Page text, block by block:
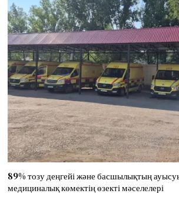
89% тозу деңгейі және басшылықтың
медициналық көмектің өзекті мәселелері